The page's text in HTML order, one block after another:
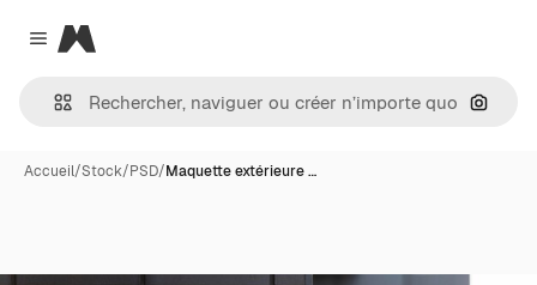
Close menu
Magnific
Accueil/Stock/PSD/Maquette extérieure …